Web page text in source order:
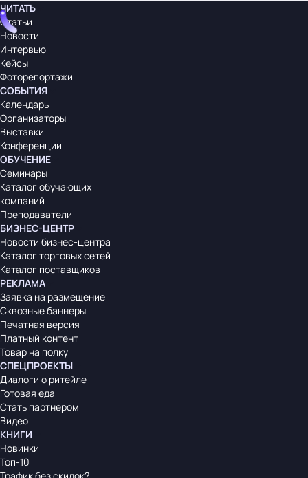
ЧИТАТЬ
Статьи
Новости
Интервью
Кейсы
Фоторепортажи
СОБЫТИЯ
Календарь
Организаторы
Выставки
Конференции
ОБУЧЕНИЕ
Семинары
Каталог обучающих
компаний
Преподаватели
БИЗНЕС-ЦЕНТР
Новости бизнес-центра
Каталог торговых сетей
Каталог поставщиков
РЕКЛАМА
Заявка на размещение
Сквозные баннеры
Печатная версия
Платный контент
Товар на полку
СПЕЦПРОЕКТЫ
Диалоги о ритейле
Готовая еда
Стать партнером
Видео
КНИГИ
Новинки
Топ-10
Трафик без скидок?